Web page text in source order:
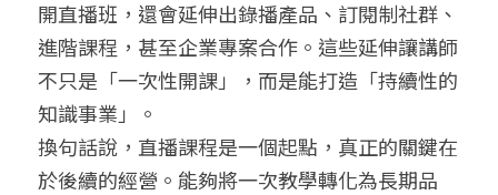
開直播班，還會延伸出錄播產品、訂閱制社群、
進階課程，甚至企業專案合作。這些延伸讓講師
不只是「一次性開課」，而是能打造「持續性的
知識事業」。
換句話說，直播課程是一個起點，真正的關鍵在
於後續的經營。能夠將一次教學轉化為長期品